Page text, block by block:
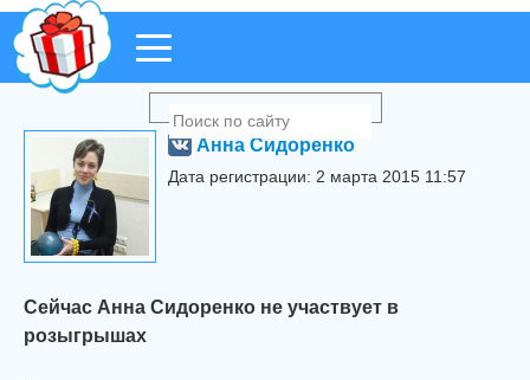
Анна Сидоренко
Дата регистрации: 2 марта 2015 11:57
Сейчас Анна Сидоренко не участвует в
розыгрышах